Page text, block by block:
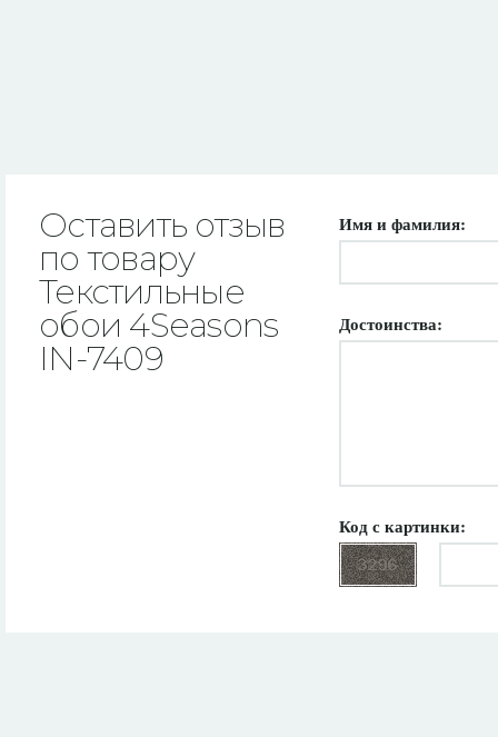
Оставить отзыв
по товару
Текстильные
обои 4Seasons
IN-7409
Имя и фамилия:
Достоинства:
Код с картинки: